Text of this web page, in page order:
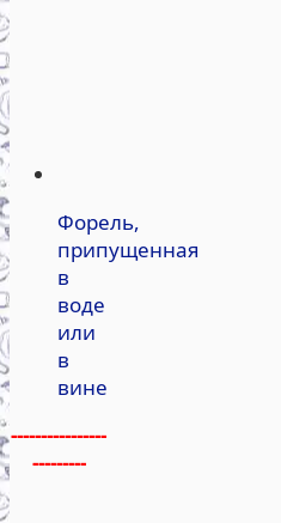
Форель,
припущенная
в
воде
или
в
вине
----------------
---------